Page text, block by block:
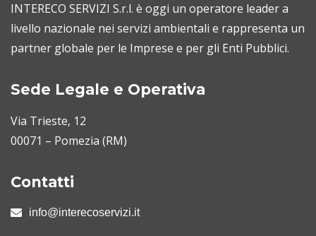
INTERECO SERVIZI S.r.l. è oggi un operatore leader a
livello nazionale nei servizi ambientali e rappresenta un
partner globale per le Imprese e per gli Enti Pubblici.
Sede Legale e Operativa
Via Trieste, 12
00071 – Pomezia (RM)
Contatti
info@interecoservizi.it